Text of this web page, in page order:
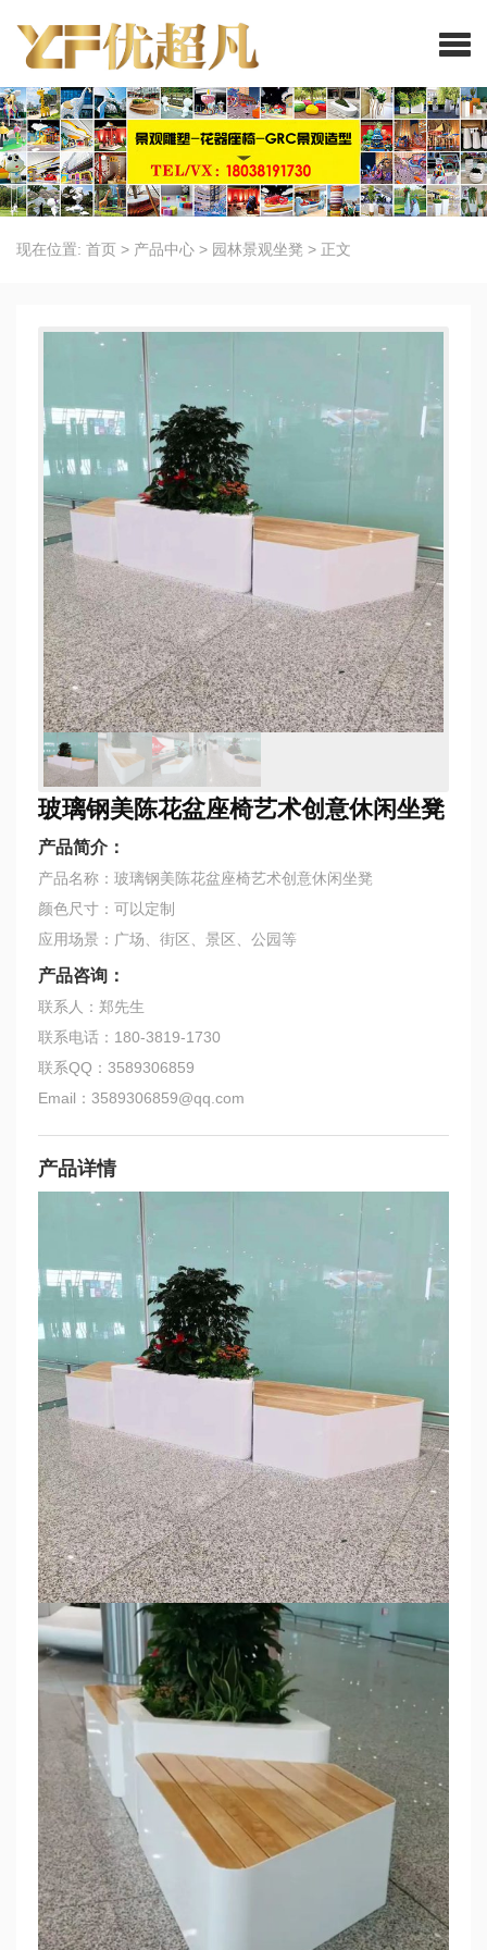
现在位置: 首页 > 产品中心 > 园林景观坐凳 > 正文
玻璃钢美陈花盆座椅艺术创意休闲坐凳
产品简介：
产品名称：玻璃钢美陈花盆座椅艺术创意休闲坐凳
颜色尺寸：可以定制
应用场景：广场、街区、景区、公园等
产品咨询：
联系人：郑先生
联系电话：180-3819-1730
联系QQ：3589306859
Email：3589306859@qq.com
产品详情